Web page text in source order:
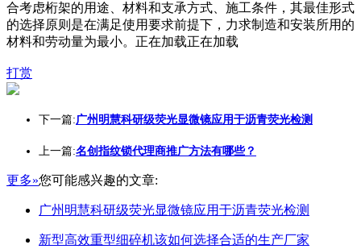
合考虑桁架的用途、材料和支承方式、施工条件，其最佳形式
的选择原则是在满足使用要求前提下，力求制造和安装所用的
材料和劳动量为最小。正在加载正在加载
打赏
下一篇:广州明慧科研级荧光显微镜应用于沥青荧光检测
上一篇:名创指纹锁代理商推广方法有哪些？
更多»您可能感兴趣的文章:
广州明慧科研级荧光显微镜应用于沥青荧光检测
新型高效重型细碎机该如何选择合适的生产厂家